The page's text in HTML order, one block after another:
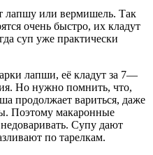
лапшу или вермишель. Так
очень быстро, их кладут
суп уже практически
лапши, её кладут за 7—
Но нужно помнить, что,
продолжает вариться, даже
Поэтому макаронные
Супу дают
по тарелкам.